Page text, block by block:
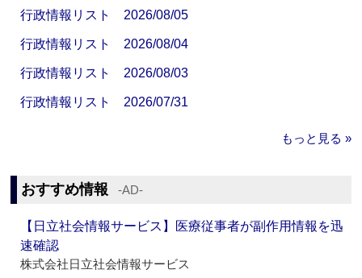
行政情報リスト 2026/08/05
行政情報リスト 2026/08/04
行政情報リスト 2026/08/03
行政情報リスト 2026/07/31
もっと見る »
おすすめ情報 ‐AD‐
【日立社会情報サービス】医療従事者が副作用情報を迅
速確認
株式会社日立社会情報サービス